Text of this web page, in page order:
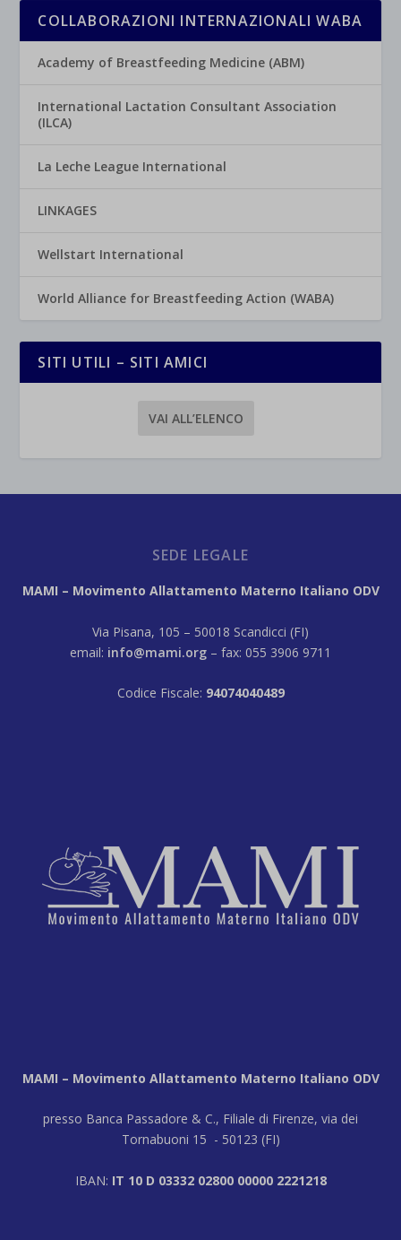
COLLABORAZIONI INTERNAZIONALI WABA
Academy of Breastfeeding Medicine (ABM)
International Lactation Consultant Association
(ILCA)
La Leche League International
LINKAGES
Wellstart International
World Alliance for Breastfeeding Action (WABA)
SITI UTILI – SITI AMICI
VAI ALL’ELENCO
SEDE LEGALE
MAMI – Movimento Allattamento Materno Italiano ODV
Via Pisana, 105 – 50018 Scandicci (FI)
email: info@mami.org – fax: 055 3906 9711
Codice Fiscale: 94074040489
MAMI – Movimento Allattamento Materno Italiano ODV
presso Banca Passadore & C., Filiale di Firenze, via dei
Tornabuoni 15 - 50123 (FI)
IBAN: IT 10 D 03332 02800 00000 2221218